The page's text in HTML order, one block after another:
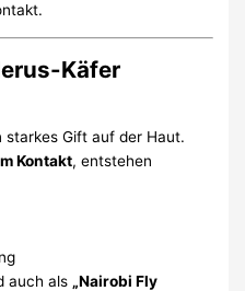
Käfer
starkes Gift auf der Haut.
Kontakt, entstehen
auch als „Nairobi Fly